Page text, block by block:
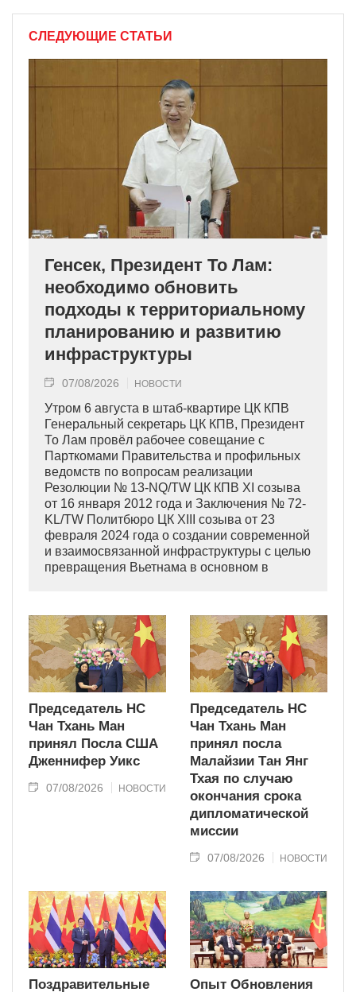
СЛЕДУЮЩИЕ СТАТЬИ
Генсек, Президент То Лам:
необходимо обновить
подходы к территориальному
планированию и развитию
инфраструктуры
07/08/2026 НОВОСТИ
Утром 6 августа в штаб-квартире ЦК КПВ
Генеральный секретарь ЦК КПВ, Президент
То Лам провёл рабочее совещание с
Парткомами Правительства и профильных
ведомств по вопросам реализации
Резолюции № 13-NQ/TW ЦК КПВ XI созыва
от 16 января 2012 года и Заключения № 72-
KL/TW Политбюро ЦК XIII созыва от 23
февраля 2024 года о создании современной
и взаимосвязанной инфраструктуры с целью
превращения Вьетнама в основном в
Председатель НС
Чан Тхань Ман
принял Посла США
Дженнифер Уикс
07/08/2026 НОВОСТИ
Председатель НС
Чан Тхань Ман
принял посла
Малайзии Тан Янг
Тхая по случаю
окончания срока
дипломатической
миссии
07/08/2026 НОВОСТИ
Поздравительные Опыт Обновления